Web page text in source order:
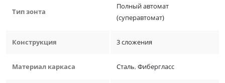
Тип зонта
Полный автомат
(суперавтомат)
Конструкция 3 сложения
Материал каркаса Сталь,Фибергласс